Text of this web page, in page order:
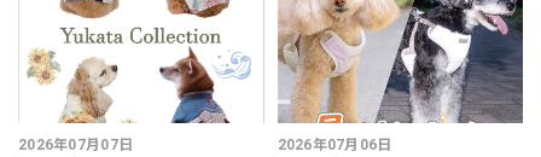
2026年07月07日 2026年07月06日